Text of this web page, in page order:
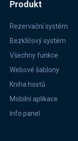
Produkt
Rezervační systém
Bezklíčový systém
Všechny funkce
Webové šablony
Kniha hostů
Mobilní aplikace
Info panel